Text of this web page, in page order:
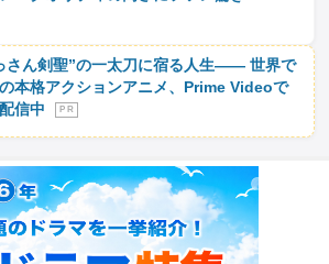
さん剣聖”の一太刀に宿る人生―― 世界で
本格アクションアニメ、Prime Videoで
信中
P R